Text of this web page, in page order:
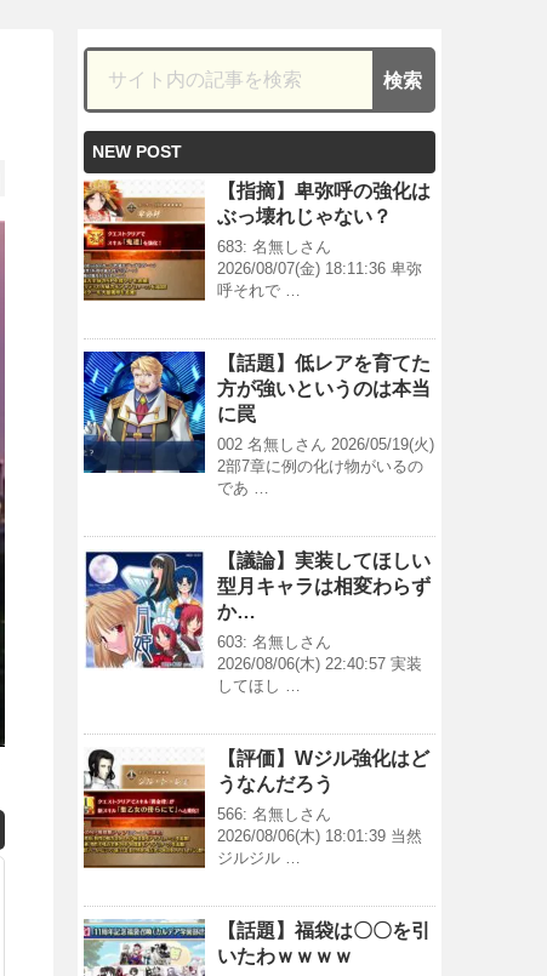
NEW POST
【指摘】卑弥呼の強化は
ぶっ壊れじゃない？
683: 名無しさん
2026/08/07(金) 18:11:36 卑弥
呼それで …
【話題】低レアを育てた
方が強いというのは本当
に罠
002 名無しさん 2026/05/19(火)
2部7章に例の化け物がいるの
であ …
【議論】実装してほしい
型月キャラは相変わらず
か…
603: 名無しさん
2026/08/06(木) 22:40:57 実装
してほし …
【評価】Wジル強化はど
うなんだろう
566: 名無しさん
2026/08/06(木) 18:01:39 当然
ジルジル …
【話題】福袋は〇〇を引
いたわｗｗｗｗ